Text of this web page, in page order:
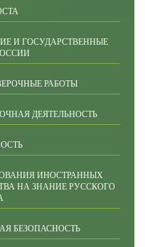
И ГОСУДАРСТВЕННЫЕ
РАБОТЫ
ДЕЯТЕЛЬНОСТЬ
ИНОСТРАННЫХ
НА ЗНАНИЕ РУССКОГО
БЕЗОПАСНОСТЬ